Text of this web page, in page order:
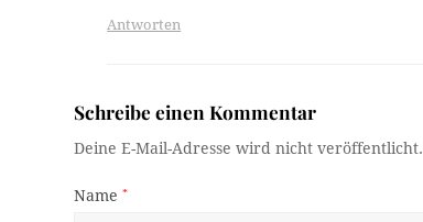
Antworten
Schreibe einen Kommentar
Deine E-Mail-Adresse wird nicht veröffentlicht.
Name*